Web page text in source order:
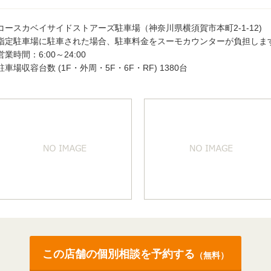
ースカベイサイドストアーズ駐車場（神奈川県横須賀市本町2-1-12)
定駐車場に駐車された場合、駐車料金をスーモカウンターが負担しま
業時間：6:00～24:00
車場収容台数 (1F・外周・5F・6F・RF) 1380台
この店舗の個別相談を予約する （無料）